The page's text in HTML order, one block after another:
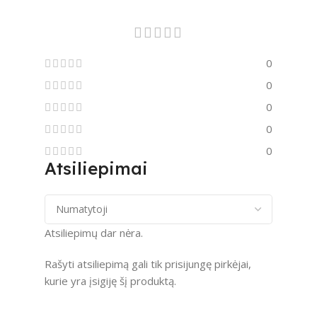
0
0
0
0
0
Atsiliepimai
Atsiliepimų dar nėra.
Rašyti atsiliepimą gali tik prisijungę pirkėjai,
kurie yra įsigiję šį produktą.